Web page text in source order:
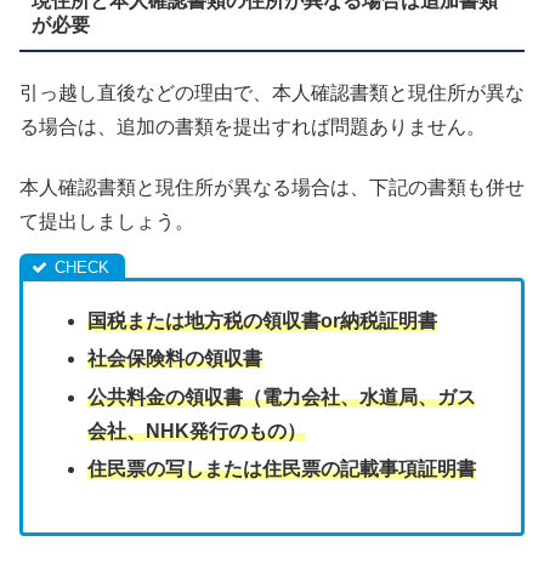
が必要
引っ越し直後などの理由で、本人確認書類と現住所が異な
る場合は、追加の書類を提出すれば問題ありません。
本人確認書類と現住所が異なる場合は、下記の書類も併せ
て提出しましょう。
国税または地方税の領収書or納税証明書
社会保険料の領収書
公共料金の領収書（電力会社、水道局、ガス
会社、NHK発行のもの）
住民票の写しまたは住民票の記載事項証明書